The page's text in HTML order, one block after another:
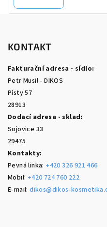
KONTAKT
Fakturační adresa - sídlo:
Petr Musil - DIKOS
Písty 57
28913
Dodací adresa - sklad:
Sojovice 33
29475
Kontakty:
Pevná linka: +420 326 921 466
Mobil: +420 724 760 222
E-mail:dikos@dikos-